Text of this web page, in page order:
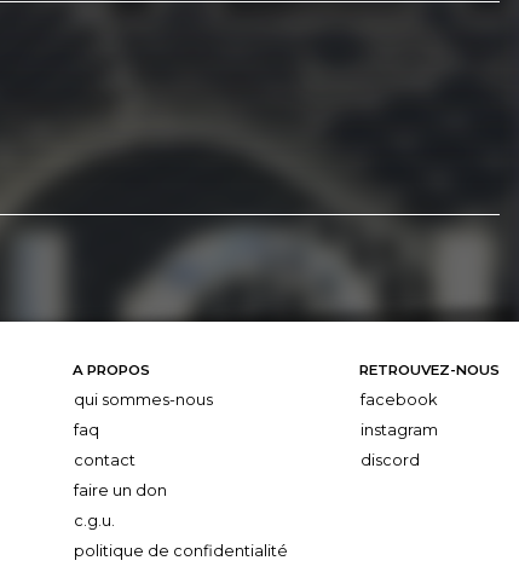
A PROPOS
qui sommes-nous
faq
contact
faire un don
c.g.u.
politique de confidentialité
RETROUVEZ-NOUS
facebook
instagram
discord